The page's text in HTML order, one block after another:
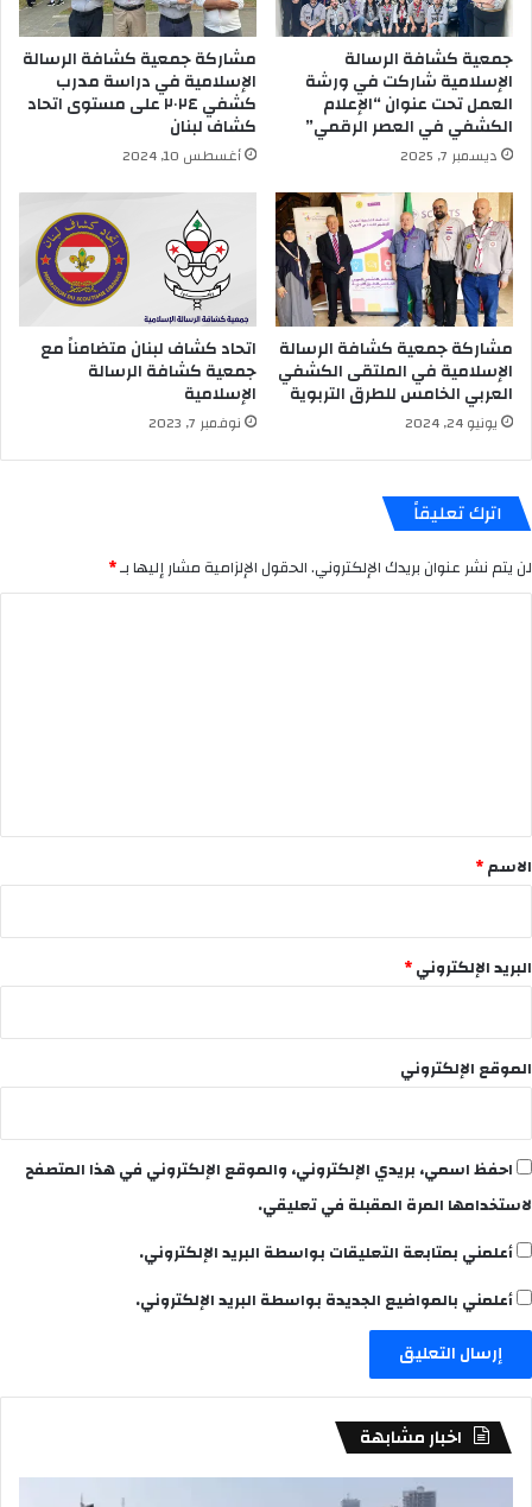
جمعية كشافة الرسالة
الإسلامية شاركت في ورشة
العمل تحت عنوان “الإعلام
الكشفي في العصر الرقمي”
ديسمبر 7, 2025
مشاركة جمعية كشافة الرسالة
الإسلامية في دراسة مدرب
كشفي ٢٠٢٤ على مستوى اتحاد
كشاف لبنان
أغسطس 10, 2024
مشاركة جمعية كشافة الرسالة
الإسلامية في الملتقى الكشفي
العربي الخامس للطرق التربوية
يونيو 24, 2024
اتحاد كشاف لبنان متضامناً مع
جمعية كشافة الرسالة
الإسلامية
نوفمبر 7, 2023
اترك تعليقاً
لن يتم نشر عنوان بريدك الإلكتروني.الحقول الإلزامية مشار إليها بـ*
*
الاسم*
البريد الإلكتروني*
الموقع الإلكتروني
احفظ اسمي، بريدي الإلكتروني، والموقع الإلكتروني في هذا المتصفح
لاستخدامها المرة المقبلة في تعليقي.
أعلمني بمتابعة التعليقات بواسطة البريد الإلكتروني.
أعلمني بالمواضيع الجديدة بواسطة البريد الإلكتروني.
اخبار مشابهة